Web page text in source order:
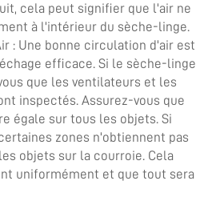
cela peut signifier que l'air ne
à l'intérieur du sèche-linge.
: Une bonne circulation d'air est
efficace. Si le sèche-linge
que les ventilateurs et les
inspectés. Assurez-vous que
égale sur tous les objets. Si
zones n'obtiennent pas
objets sur la courroie. Cela
uniformément et que tout sera